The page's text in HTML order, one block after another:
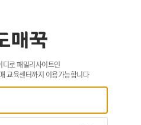
디로 패밀리사이트인
교육센터까지 이용가능합니다